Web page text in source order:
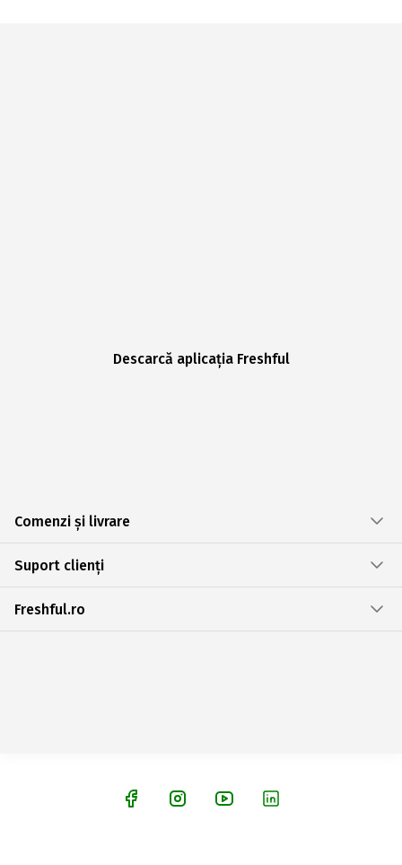
Descarcă aplicația Freshful
Comenzi și livrare
Suport clienți
Freshful.ro